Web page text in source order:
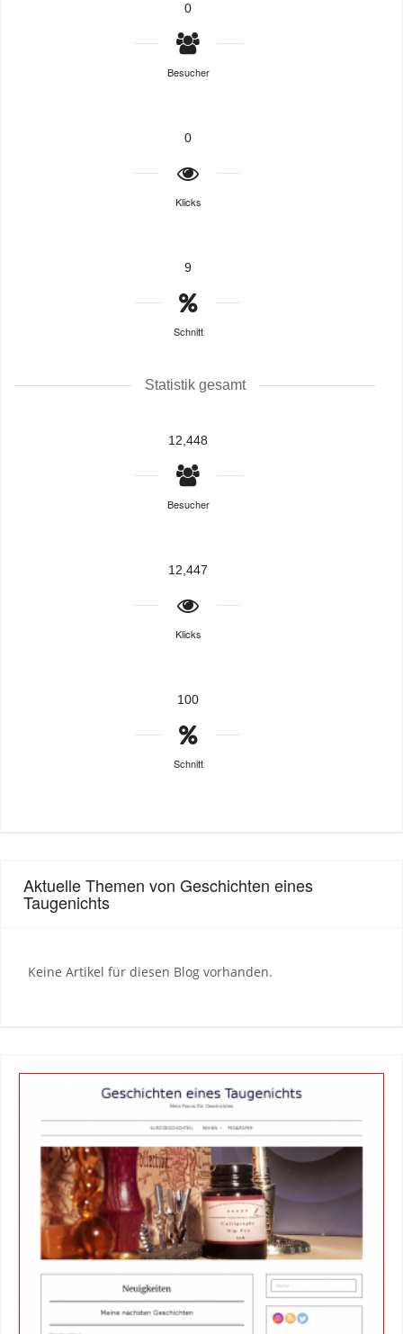
0
Besucher
0
Klicks
9
Schnitt
Statistik gesamt
12,448
Besucher
12,447
Klicks
100
Schnitt
Aktuelle Themen von Geschichten eines
Taugenichts
Keine Artikel für diesen Blog vorhanden.